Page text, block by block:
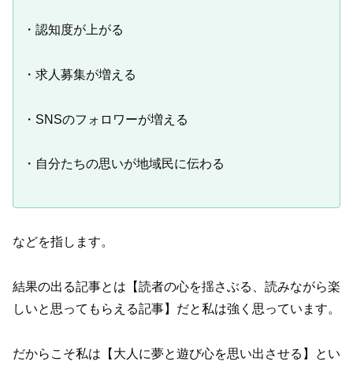
・認知度が上がる
・求人募集が増える
・SNSのフォロワーが増える
・自分たちの思いが地域民に伝わる
などを指します。
結果の出る記事とは【読者の心を揺さぶる、読みながら楽
しいと思ってもらえる記事】だと私は強く思っています。
だからこそ私は【大人に夢と遊び心を思い出させる】とい